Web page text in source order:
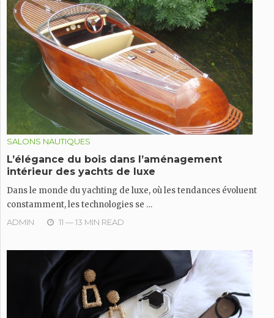
SALONS NAUTIQUES
L’élégance du bois dans l’aménagement
intérieur des yachts de luxe
Dans le monde du yachting de luxe, où les tendances évoluent
constamment, les technologies se …
ADMIN 11 — 13 MIN READ